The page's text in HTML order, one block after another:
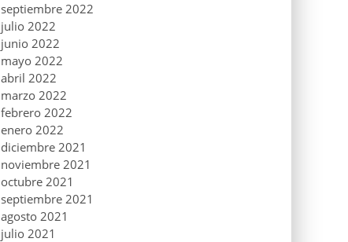
septiembre 2022
julio 2022
junio 2022
mayo 2022
abril 2022
marzo 2022
febrero 2022
enero 2022
diciembre 2021
noviembre 2021
octubre 2021
septiembre 2021
agosto 2021
julio 2021